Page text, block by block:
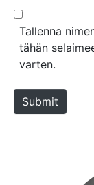
*
b
Tallenna
tähän
varten.
Submit